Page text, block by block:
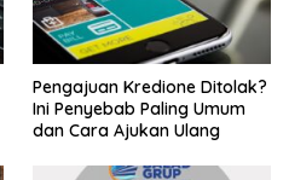
Pengajuan Kredione Ditolak?
Ini Penyebab Paling Umum
dan Cara Ajukan Ulang